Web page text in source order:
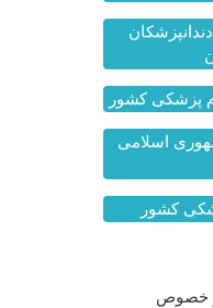
پزشکی کشور
اسلامی
کشور
خصوص